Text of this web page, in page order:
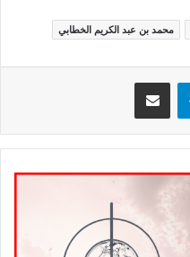
محمد بن عبد الكريم الخطابي
تيلقرام